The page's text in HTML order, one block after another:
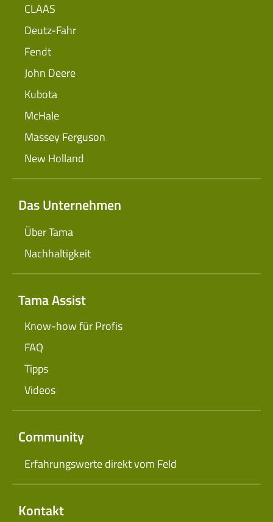
CLAAS
Deutz-Fahr
Fendt
John Deere
Kubota
McHale
Massey Ferguson
New Holland
Das Unternehmen
Über Tama
Nachhaltigkeit
Tama Assist
Know-how für Profis
FAQ
Tipps
Videos
Community
Erfahrungswerte direkt vom Feld
Kontakt